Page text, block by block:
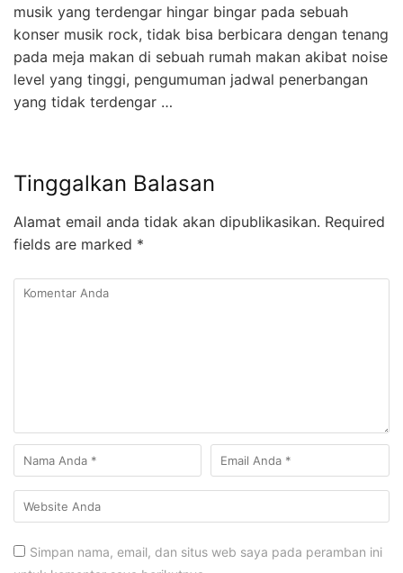
musik yang terdengar hingar bingar pada sebuah
konser musik rock, tidak bisa berbicara dengan tenang
pada meja makan di sebuah rumah makan akibat noise
level yang tinggi, pengumuman jadwal penerbangan
yang tidak terdengar …
Tinggalkan Balasan
Alamat email anda tidak akan dipublikasikan. Required
fields are marked *
Simpan nama, email, dan situs web saya pada peramban ini